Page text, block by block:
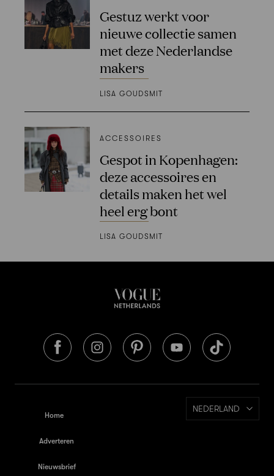
Gestuz werkt voor
nieuwe collectie samen
met deze Nederlandse
makers
LISA GOUDSMIT
ACCESSOIRES
Gespot in Kopenhagen:
deze accessoires en
details maken het wel
heel erg bont
LISA GOUDSMIT
Home
Adverteren
Nieuwsbrief
NEDERLAND